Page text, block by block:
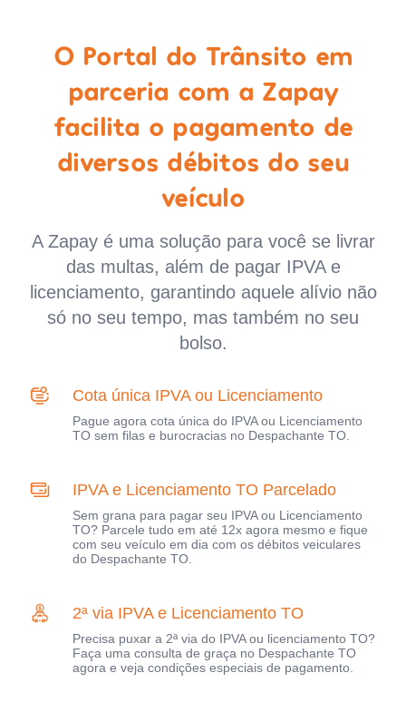
O Portal do Trânsito em
parceria com a Zapay
facilita o pagamento de
diversos débitos do seu
veículo
A Zapay é uma solução para você se livrar
das multas, além de pagar IPVA e
licenciamento, garantindo aquele alívio não
só no seu tempo, mas também no seu
bolso.
Cota única IPVA ou Licenciamento
Pague agora cota única do IPVA ou Licenciamento
TO sem filas e burocracias no Despachante TO.
IPVA e Licenciamento TO Parcelado
Sem grana para pagar seu IPVA ou Licenciamento
TO? Parcele tudo em até 12x agora mesmo e fique
com seu veículo em dia com os débitos veiculares
do Despachante TO.
2ª via IPVA e Licenciamento TO
Precisa puxar a 2ª via do IPVA ou licenciamento TO?
Faça uma consulta de graça no Despachante TO
agora e veja condições especiais de pagamento.